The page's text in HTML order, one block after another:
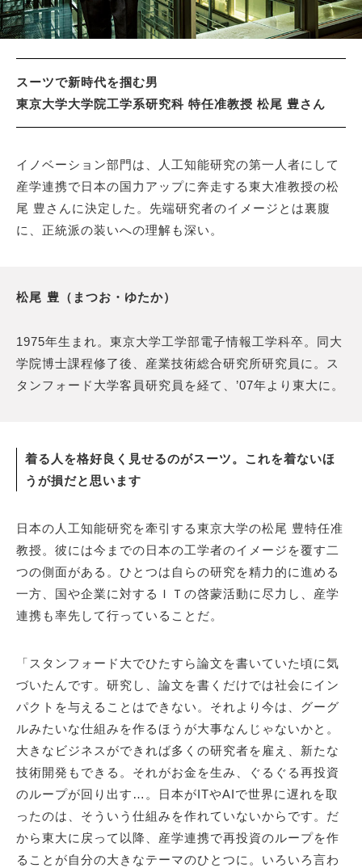
スーツで新時代を掴む男
東京大学大学院工学系研究科 特任准教授 松尾 豊さん
イノベーション部門は、人工知能研究の第一人者にして
産学連携で日本の国力アップに奔走する東大准教授の松
尾 豊さんに決定した。先端研究者のイメージとは裏腹
に、正統派の装いへの理解も深い。
松尾 豊（まつお・ゆたか）
1975年生まれ。東京大学工学部電子情報工学科卒。同大
学院博士課程修了後、産業技術総合研究所研究員に。ス
タンフォード大学客員研究員を経て、’07年より東大に。
着る人を格好良く見せるのがスーツ。これを着ないほ
うが損だと思います
日本の人工知能研究を牽引する東京大学の松尾 豊特任准
教授。彼には今までの日本の工学者のイメージを覆す二
つの側面がある。ひとつは自らの研究を精力的に進める
一方、国や企業に対するＩＴの啓蒙活動に尽力し、産学
連携も率先して行っていることだ。
「スタンフォード大でひたすら論文を書いていた頃に気
づいたんです。研究し、論文を書くだけでは社会にイン
パクトを与えることはできない。それより今は、グーグ
ルみたいな仕組みを作るほうが大事なんじゃないかと。
大きなビジネスができれば多くの研究者を雇え、新たな
技術開発もできる。それがお金を生み、ぐるぐる再投資
のループが回り出す…。日本がITやAIで世界に遅れを取
ったのは、そういう仕組みを作れていないからです。だ
から東大に戻って以降、産学連携で再投資のループを作
ることが自分の大きなテーマのひとつに。いろいろ言わ